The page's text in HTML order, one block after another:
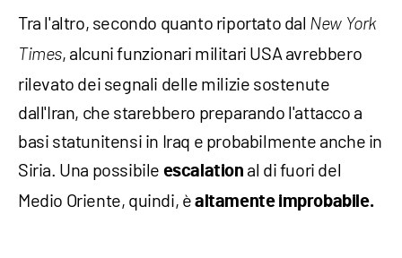
Tra l'altro, secondo quanto riportato dal New York
Times, alcuni funzionari militari USA avrebbero
rilevato dei segnali delle milizie sostenute
dall'Iran, che starebbero preparando l'attacco a
basi statunitensi in Iraq e probabilmente anche in
Siria. Una possibile escalation al di fuori del
Medio Oriente, quindi, èaltamente improbabile.